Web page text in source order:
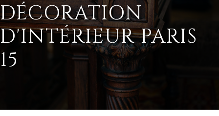
DÉCORATION
D'INTÉRIEUR PARIS
15